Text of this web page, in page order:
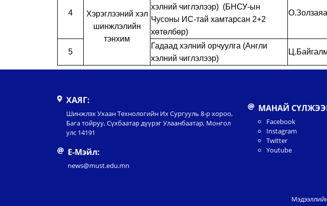
4
Хэрэглээний хэл
шинжлэлийн
тэнхим
хэлний чиглэлээр) (БНСУ-ын
Чусоны ИС-тай хамтарсан 2+2
хөтөлбөр)
О.Золзаяа
5
Гадаад хэлний орчуулга (Англи
хэлний чиглэлээр)
ХАЯГ:
Шинжлэх Ухаан Технологийн Их Сургууль 8-р хороо,
Бага тойруу, Сүхбаатар дүүрэг Улаанбаатар, Монгол
улс 14191
Е-Мэйл:
news@must.edu.mn
МАНАЙ
Facebook
Instagram
Twitter
Youtube